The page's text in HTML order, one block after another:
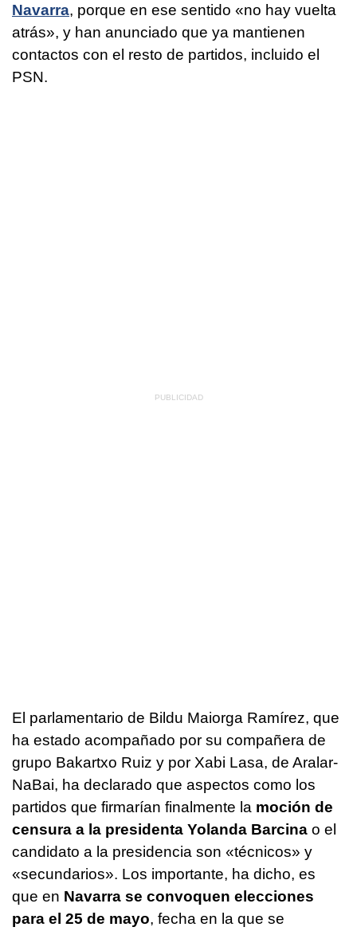
Navarra, porque en ese sentido «no hay vuelta
atrás», y han anunciado que ya mantienen
contactos con el resto de partidos, incluido el
PSN.
El parlamentario de Bildu Maiorga Ramírez, que
ha estado acompañado por su compañera de
grupo Bakartxo Ruiz y por Xabi Lasa, de Aralar-
NaBai, ha declarado que aspectos como los
partidos que firmarían finalmente la moción de
censura a la presidenta Yolanda Barcina o el
candidato a la presidencia son «técnicos» y
«secundarios». Los importante, ha dicho, es
que en Navarra se convoquen elecciones
para el 25 de mayo, fecha en la que se